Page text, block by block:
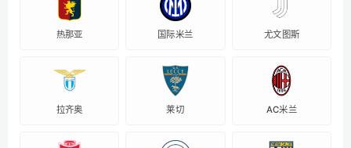
热那亚 国际米兰 尤文图斯
拉齐奥 莱切 AC米兰